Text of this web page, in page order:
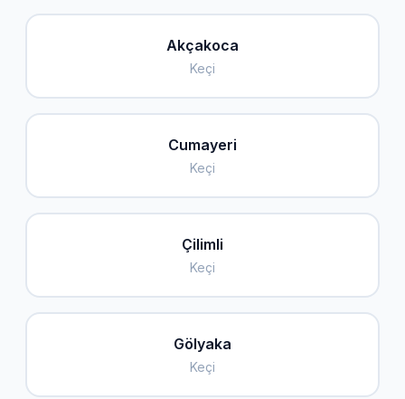
Akçakoca
Keçi
Cumayeri
Keçi
Çilimli
Keçi
Gölyaka
Keçi